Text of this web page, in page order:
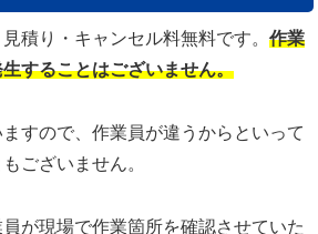
積り・キャンセル料無料です。作業
することはございません。
すので、作業員が違うからといって
ございません。
が現場で作業箇所を確認させていた